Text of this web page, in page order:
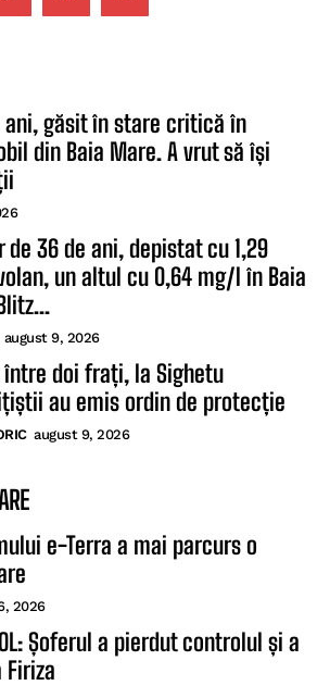
ani, găsit în stare critică în
din Baia Mare. A vrut să își
de 36 de ani, depistat cu 1,29
un altul cu 0,64 mg/l în Baia
august 9, 2026
doi frați, la Sighetu
au emis ordin de protecție
august 9, 2026
e-Terra a mai parcurs o
2026
Șoferul a pierdut controlul și a